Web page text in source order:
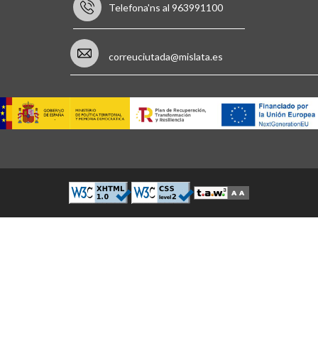
Telefona'ns al 963991100
correuciutada@mislata.es